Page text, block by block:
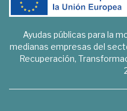
Ayudas públicas para la
medianas empresas del
Recuperación,